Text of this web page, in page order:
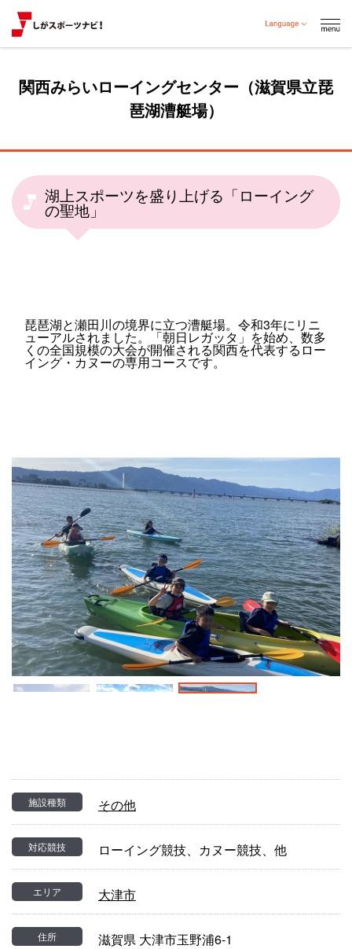
関西みらいローイングセンター（滋賀県立琵
琶湖漕艇場）
湖上スポーツを盛り上げる「ローイング
の聖地」
琵琶湖と瀬田川の境界に立つ漕艇場。令和3年にリニ
ューアルされました。「朝日レガッタ」を始め、数多
くの全国規模の大会が開催される関西を代表するロー
イング・カヌーの専用コースです。
施設種類 その他
対応競技 ローイング競技、カヌー競技、他
エリア 大津市
住所 滋賀県 大津市玉野浦6-1